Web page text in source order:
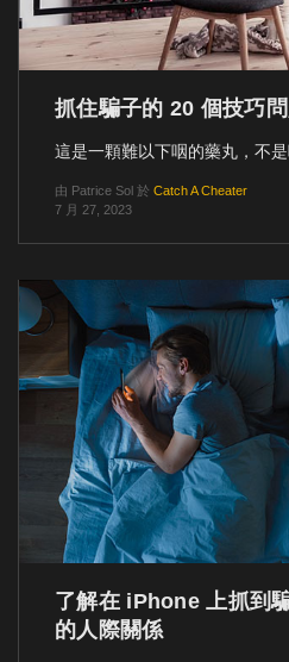
抓住騙子的 20 個技巧
這是一顆難以下咽的藥丸，不是
由 Patrice Sol 於 Catch A Cheater
7 月 27, 2023
了解在 iPhone 上抓到
的人際關係